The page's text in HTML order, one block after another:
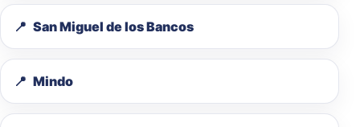
San Miguel de los Bancos
Mindo